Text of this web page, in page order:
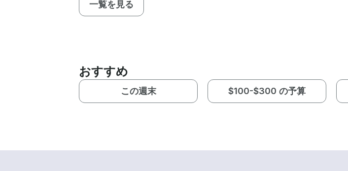
一覧を見る
おすすめ
この週末 $100-$300 の予算